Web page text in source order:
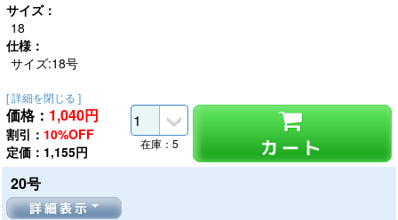
サイズ：
18
仕様：
サイズ:18号
[ 詳細を閉じる ]
価格： 1,040円
割引： 10%OFF
定価：1,155円
カート
在庫：5
20号
詳細表示